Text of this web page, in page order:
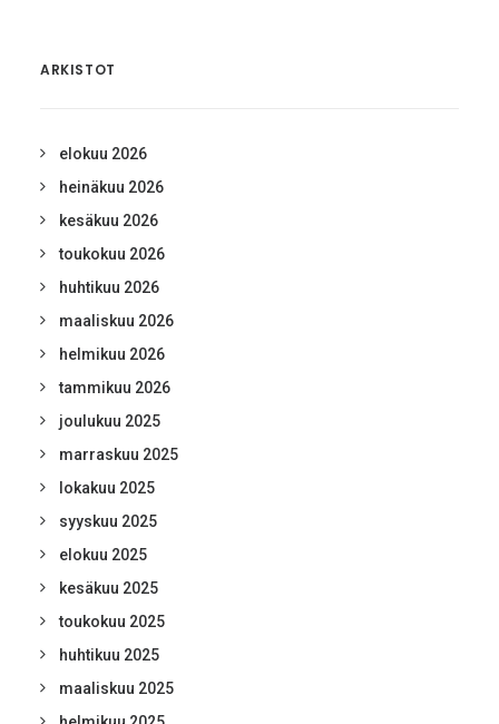
ARKISTOT
elokuu 2026
heinäkuu 2026
kesäkuu 2026
toukokuu 2026
huhtikuu 2026
maaliskuu 2026
helmikuu 2026
tammikuu 2026
joulukuu 2025
marraskuu 2025
lokakuu 2025
syyskuu 2025
elokuu 2025
kesäkuu 2025
toukokuu 2025
huhtikuu 2025
maaliskuu 2025